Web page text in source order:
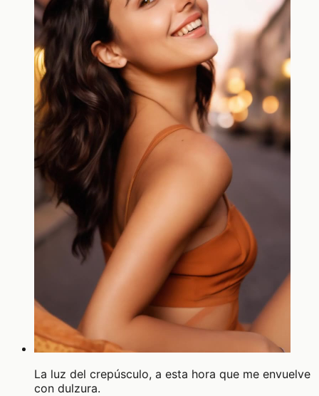
La luz del crepúsculo, a esta hora que me envuelve
con dulzura.